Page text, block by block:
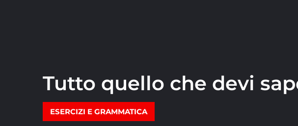
Tutto quello che devi
ESERCIZI E GRAMMATICA